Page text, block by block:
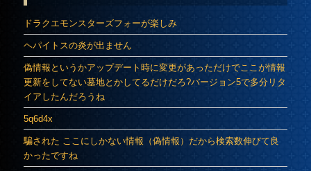
ドラクエモンスターズフォーが楽しみ
ヘパイトスの炎が出ません
偽情報というかアップデート時に変更があっただけでここが情報
更新をしてない墓地とかしてるだけだろ?バージョン5で多分リタ
イアしたんだろうね
5q6d4x
騙された ここにしかない情報（偽情報）だから検索数伸びて良
かったですね